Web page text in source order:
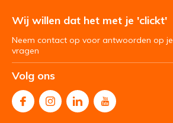
Wij willen dat het met je 'clickt'
Neem contact op voor antwoorden op je
vragen
Volg ons